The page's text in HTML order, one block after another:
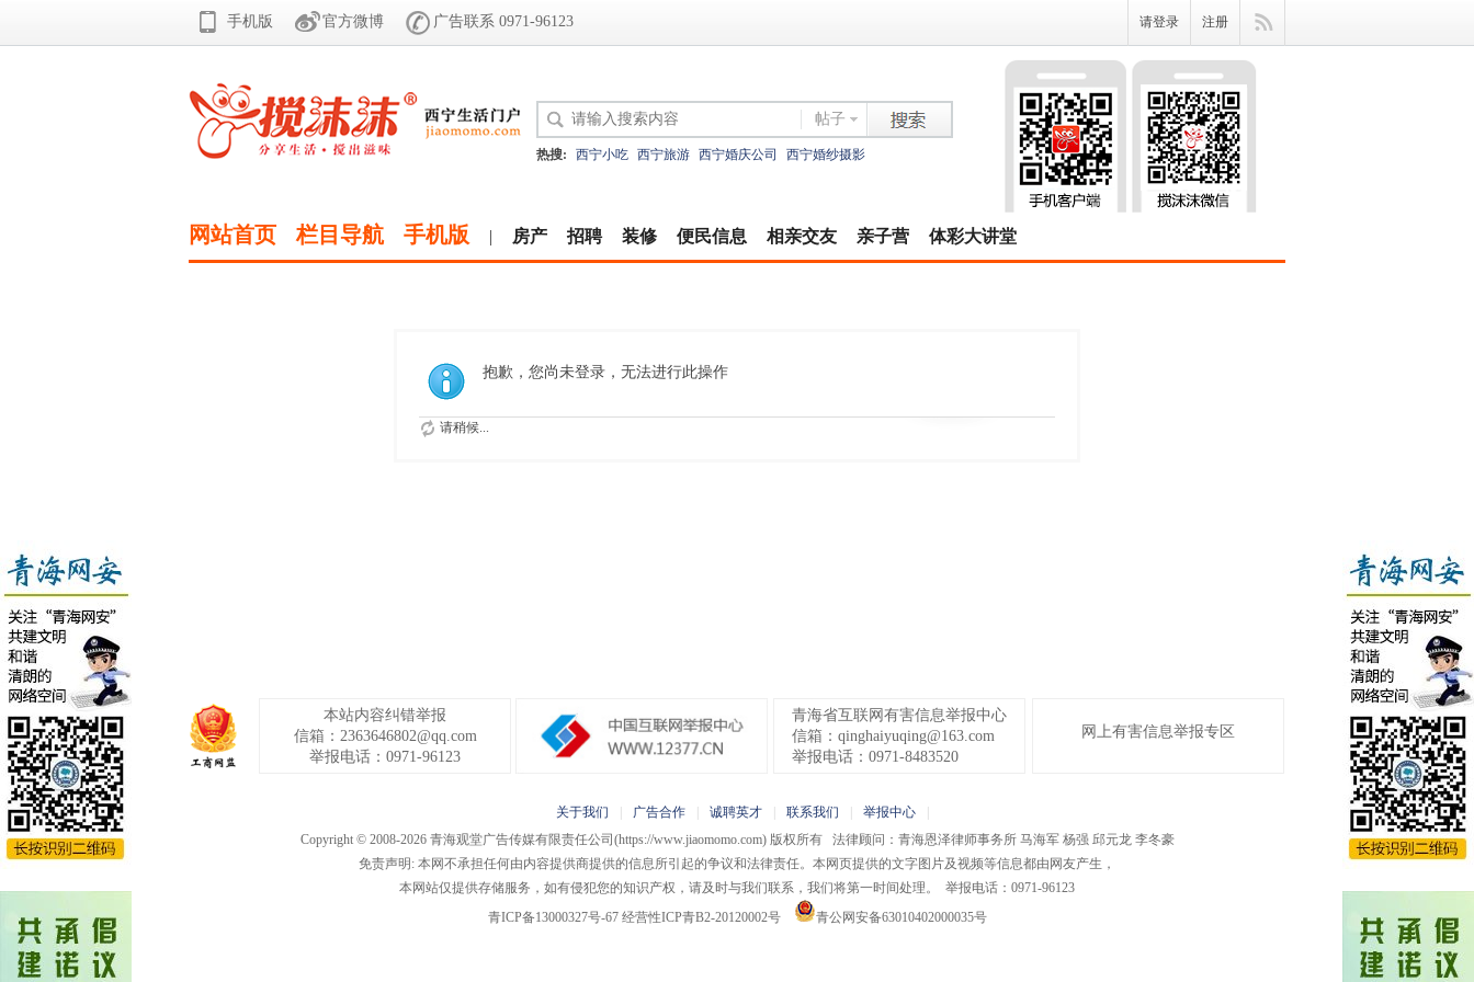
手机版 官方微博 广告联系 0971-96123 请登录 注册
帖子
热搜: 西宁小吃 西宁旅游 西宁婚庆公司 西宁婚纱摄影
网站首页 栏目导航 手机版 | 房产 招聘 装修 便民信息 相亲交友 亲子营 体彩大讲堂
抱歉，您尚未登录，无法进行此操作
请稍候...
本站内容纠错举报
信箱：2363646802@qq.com
举报电话：0971-96123
青海省互联网有害信息举报中心
信箱：qinghaiyuqing@163.com
举报电话：0971-8483520
网上有害信息举报专区
关于我们 广告合作 诚聘英才 联系我们 举报中心
Copyright © 2008-2026 青海观堂广告传媒有限责任公司 (https://www.jiaomomo.com) 版权所有 法律顾问：青海恩泽律师事务所 马海军 杨强 邱元龙 李冬豪
免责声明: 本网不承担任何由内容提供商提供的信息所引起的争议和法律责任。本网页提供的文字图片及视频等信息都由网友产生，
本网站仅提供存储服务，如有侵犯您的知识产权，请及时与我们联系，我们将第一时间处理。 举报电话：0971-96123
青ICP备13000327号-67经营性ICP青B2-20120002号 青公网安备63010402000035号